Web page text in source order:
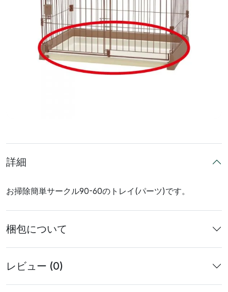
詳細
お掃除簡単サークル90-60のトレイ(パーツ)です。
梱包について
レビュー (0)